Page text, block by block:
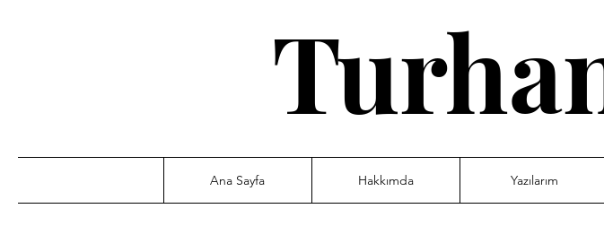
Ana Sayfa Hakkımda Yazılarım